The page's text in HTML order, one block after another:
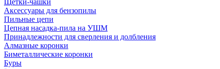
Щетки-чашки
Аксессуары для бензопилы
Пильные цепи
Цепная насадка-пила на УШМ
Принадлежности для сверления и долбления
Алмазные коронки
Биметаллические коронки
Буры